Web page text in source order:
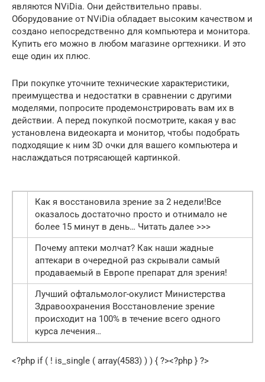
являются NViDia. Они действительно правы.
Оборудование от NViDia обладает высоким качеством и
создано непосредственно для компьютера и монитора.
Купить его можно в любом магазине оргтехники. И это
еще один их плюс.
При покупке уточните технические характеристики,
преимущества и недостатки в сравнении с другими
моделями, попросите продемонстрировать вам их в
действии. А перед покупкой посмотрите, какая у вас
установлена видеокарта и монитор, чтобы подобрать
подходящие к ним 3D очки для вашего компьютера и
наслаждаться потрясающей картинкой.
Как я восстановила зрение за 2 недели!Все
оказалось достаточно просто и отнимало не
более 15 минут в день… Читать далее >>>
Почему аптеки молчат? Как наши жадные
аптекари в очередной раз скрывали самый
продаваемый в Европе препарат для зрения!
Лучший офтальмолог-окулист Министерства
Здравоохранения Восстановление зрение
происходит на 100% в течение всего одного
курса лечения…
<?php if ( ! is_single ( array(4583) ) ) { ?><?php } ?>